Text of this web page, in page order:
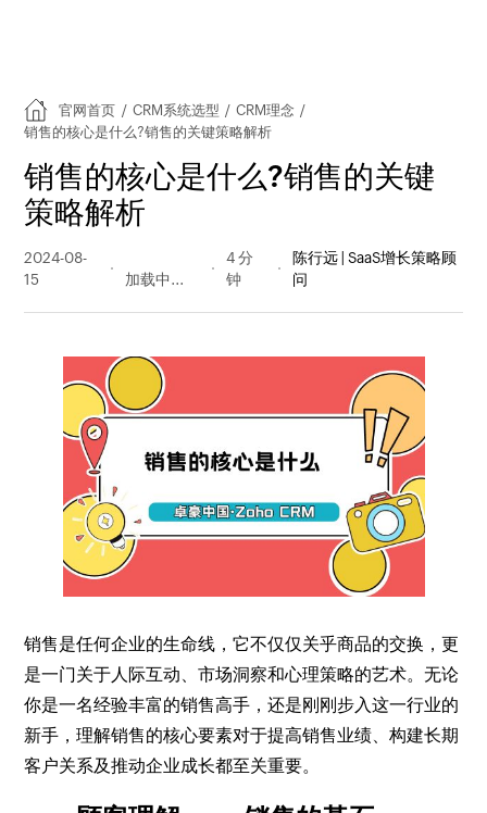
官网首页 / CRM系统选型 / CRM理念 /
销售的核心是什么?销售的关键策略解析
销售的核心是什么?销售的关键
策略解析
2024-08-
15
量
4 分
钟
陈行远 | SaaS增长策略顾
问
销售是任何企业的生命线，它不仅仅关乎商品的交换，更
是一门关于人际互动、市场洞察和心理策略的艺术。无论
你是一名经验丰富的销售高手，还是刚刚步入这一行业的
新手，理解销售的核心要素对于提高销售业绩、构建长期
客户关系及推动企业成长都至关重要。